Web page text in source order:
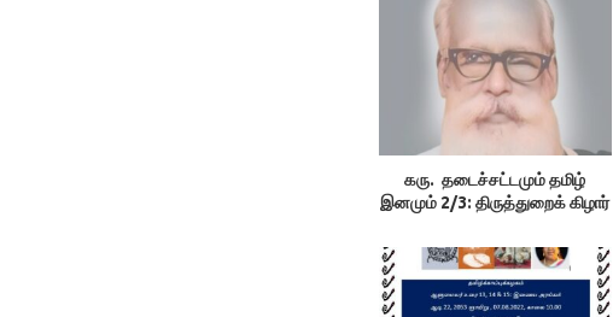
கரு. தடைச்சட்டமும் தமிழ்
இனமும் 2/3: திருத்துறைக் கிழார்